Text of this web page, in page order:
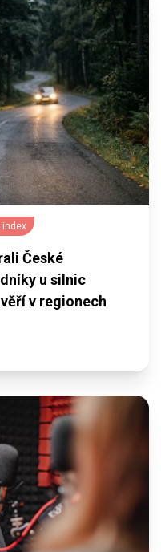
index
České
u silnic
v regionech